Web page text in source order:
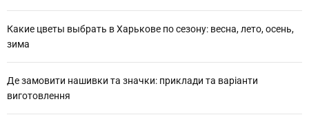
Какие цветы выбрать в Харькове по сезону: весна, лето, осень,
зима
Де замовити нашивки та значки: приклади та варіанти
виготовлення